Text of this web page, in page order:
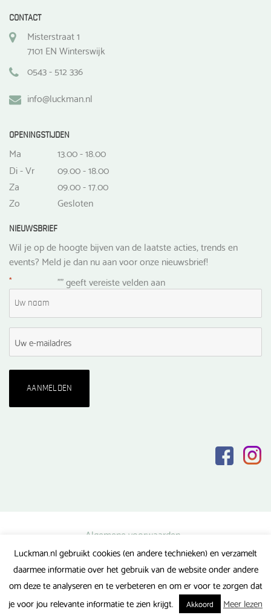
CONTACT
Misterstraat 1
7101 EN Winterswijk
0543 - 512 336
info@luckman.nl
OPENINGSTIJDEN
Ma
13.00 - 18.00
Di - Vr
09.00 - 18.00
Za
09.00 - 17.00
Zo
Gesloten
NIEUWSBRIEF
Wil je op de hoogte bijven van de laatste acties, trends en
events? Meld je dan nu aan voor onze nieuwsbrief!
"
* " geeft vereiste velden aan
Algemene voorwaarden
Privacy verklaring
Veel gestelde vragen
Luckman.nl gebruikt cookies (en andere technieken) en verzamelt
daarmee informatie over het gebruik van de website onder andere
om deze te analyseren en te verbeteren en om er voor te zorgen dat
je voor jou relevante informatie te zien krijgt.
Akkoord Meer lezen